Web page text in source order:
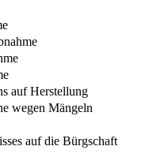
auf Herstellung
wegen Mängeln
auf die Bürgschaft